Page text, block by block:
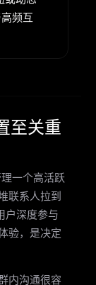
频互
至关重
一个高活跃
联系人拉到
户深度参与
验，是决定
内沟通很容